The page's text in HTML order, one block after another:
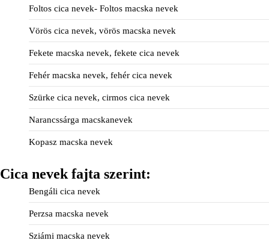
Foltos cica nevek- Foltos macska nevek
Vörös cica nevek, vörös macska nevek
Fekete macska nevek, fekete cica nevek
Fehér macska nevek, fehér cica nevek
Szürke cica nevek, cirmos cica nevek
Narancssárga macskanevek
Kopasz macska nevek
Cica nevek fajta szerint:
Bengáli cica nevek
Perzsa macska nevek
Sziámi macska nevek